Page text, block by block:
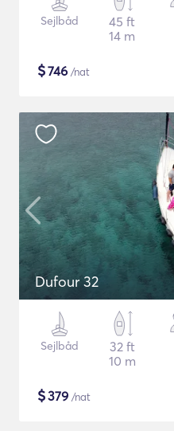
Sejlbåd
45 ft
14 m
$746 /nat
Dufour 32
Sejlbåd
32 ft
10 m
$379 /nat